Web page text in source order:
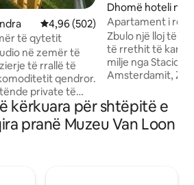
Vlerësimi mesatar 4,96 nga 5,
4,96 (502)
të qytetit
në zemër të
të rrallë të
qendror.
private të
së bashku me
mirëmenduar të
shtëpi historike
Dhomë hoteli në
Apartament i
në rrethin e
Zbulo një lloj të ri
të rrethit të kanalit. E vendosur
milje nga Stacioni
Amsterdamit,
punonjës në
të një hoteli
qëndrueshëm
kërkuara për shtëpitë e
pranë Muzeu Van Loon